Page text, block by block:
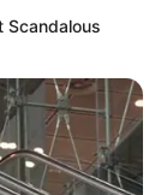
de este
Scandalous